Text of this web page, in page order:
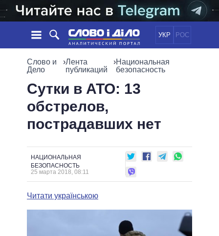
УКР РОС
НОВОСТИ
ЛЕНТА
СОБЫТИЯ
СТАТЬИ
МНЕНИЯ
ДАЙДЖЕСТЫ
ПОЛИТИКА
МИР
ОБЕЩАНИЯ
ПОЛИТИКИ
ВСЕ ПОЛИТИКИ
ВЕРХОВНАЯ РАДА
КАБИНЕТ МИНИСТРОВ
ГЛАВЫ ОБЛАДМИНИСТРАЦИЙ
МЭРЫ
ВСЕ ПЕРСОНЫ
ИНФОГРАФИКА
ВИДЕО
ПОДДЕРЖАТЬ
СРАВНЕНИЕ ПОЛИТИКОВ
Слово и
Дело
›Лента
публикаций
›Национальная
безопасность
Сутки в АТО: 13
обстрелов,
пострадавших нет
НАЦИОНАЛЬНАЯ
БЕЗОПАСНОСТЬ
25 марта 2018, 08:11
Читати українською